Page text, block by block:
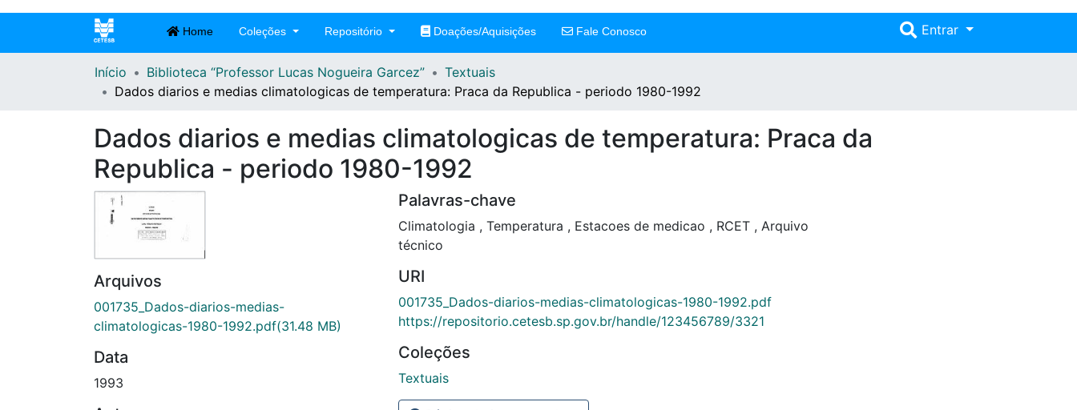
Entrar
Home Coleções Repositório Doações/Aquisições Fale Conosco
Início Biblioteca “Professor Lucas Nogueira Garcez”
Textuais
Dados diarios e medias climatologicas de temperatura: Praca da Republica - periodo 1980-1992
Dados diarios e medias climatologicas de temperatura: Praca da
Republica - periodo 1980-1992
Arquivos
001735_Dados-diarios-medias-
climatologicas-1980-1992.pdf(31.48 MB)
Data
1993
Palavras-chave
Climatologia , Temperatura , Estacoes de medicao , RCET , Arquivo
técnico
URI
001735_Dados-diarios-medias-climatologicas-1980-1992.pdf
https://repositorio.cetesb.sp.gov.br/handle/123456789/3321
Coleções
Textuais